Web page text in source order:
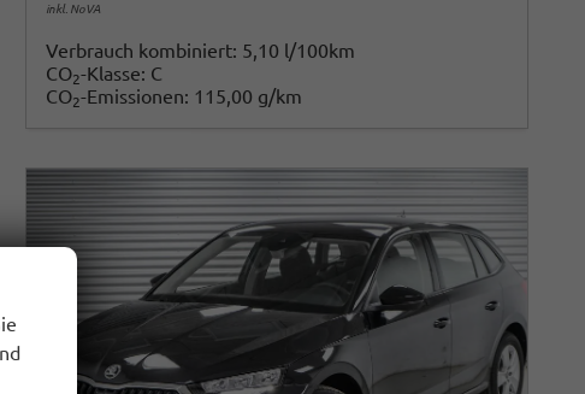
inkl. NoVA
Verbrauch kombiniert: 5,10 l/100km
CO2-Klasse: C
CO2-Emissionen: 115,00 g/km